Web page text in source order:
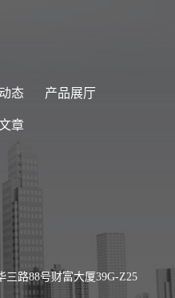
态 产品展厅
章
路88号财富大厦39G-Z25